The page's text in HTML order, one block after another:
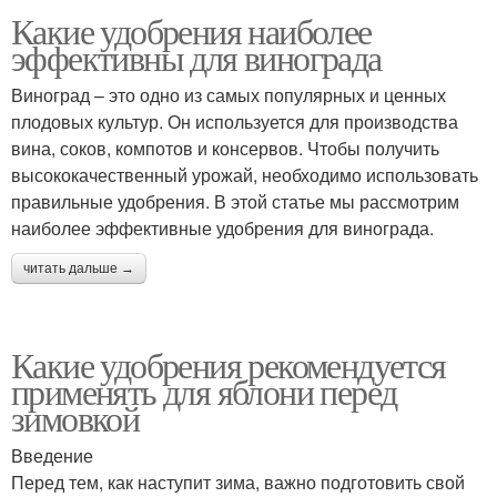
Какие удобрения наиболее
эффективны для винограда
Виноград – это одно из самых популярных и ценных
плодовых культур. Он используется для производства
вина, соков, компотов и консервов. Чтобы получить
высококачественный урожай, необходимо использовать
правильные удобрения. В этой статье мы рассмотрим
наиболее эффективные удобрения для винограда.
читать дальше →
Какие удобрения рекомендуется
применять для яблони перед
зимовкой
Введение
Перед тем, как наступит зима, важно подготовить свой